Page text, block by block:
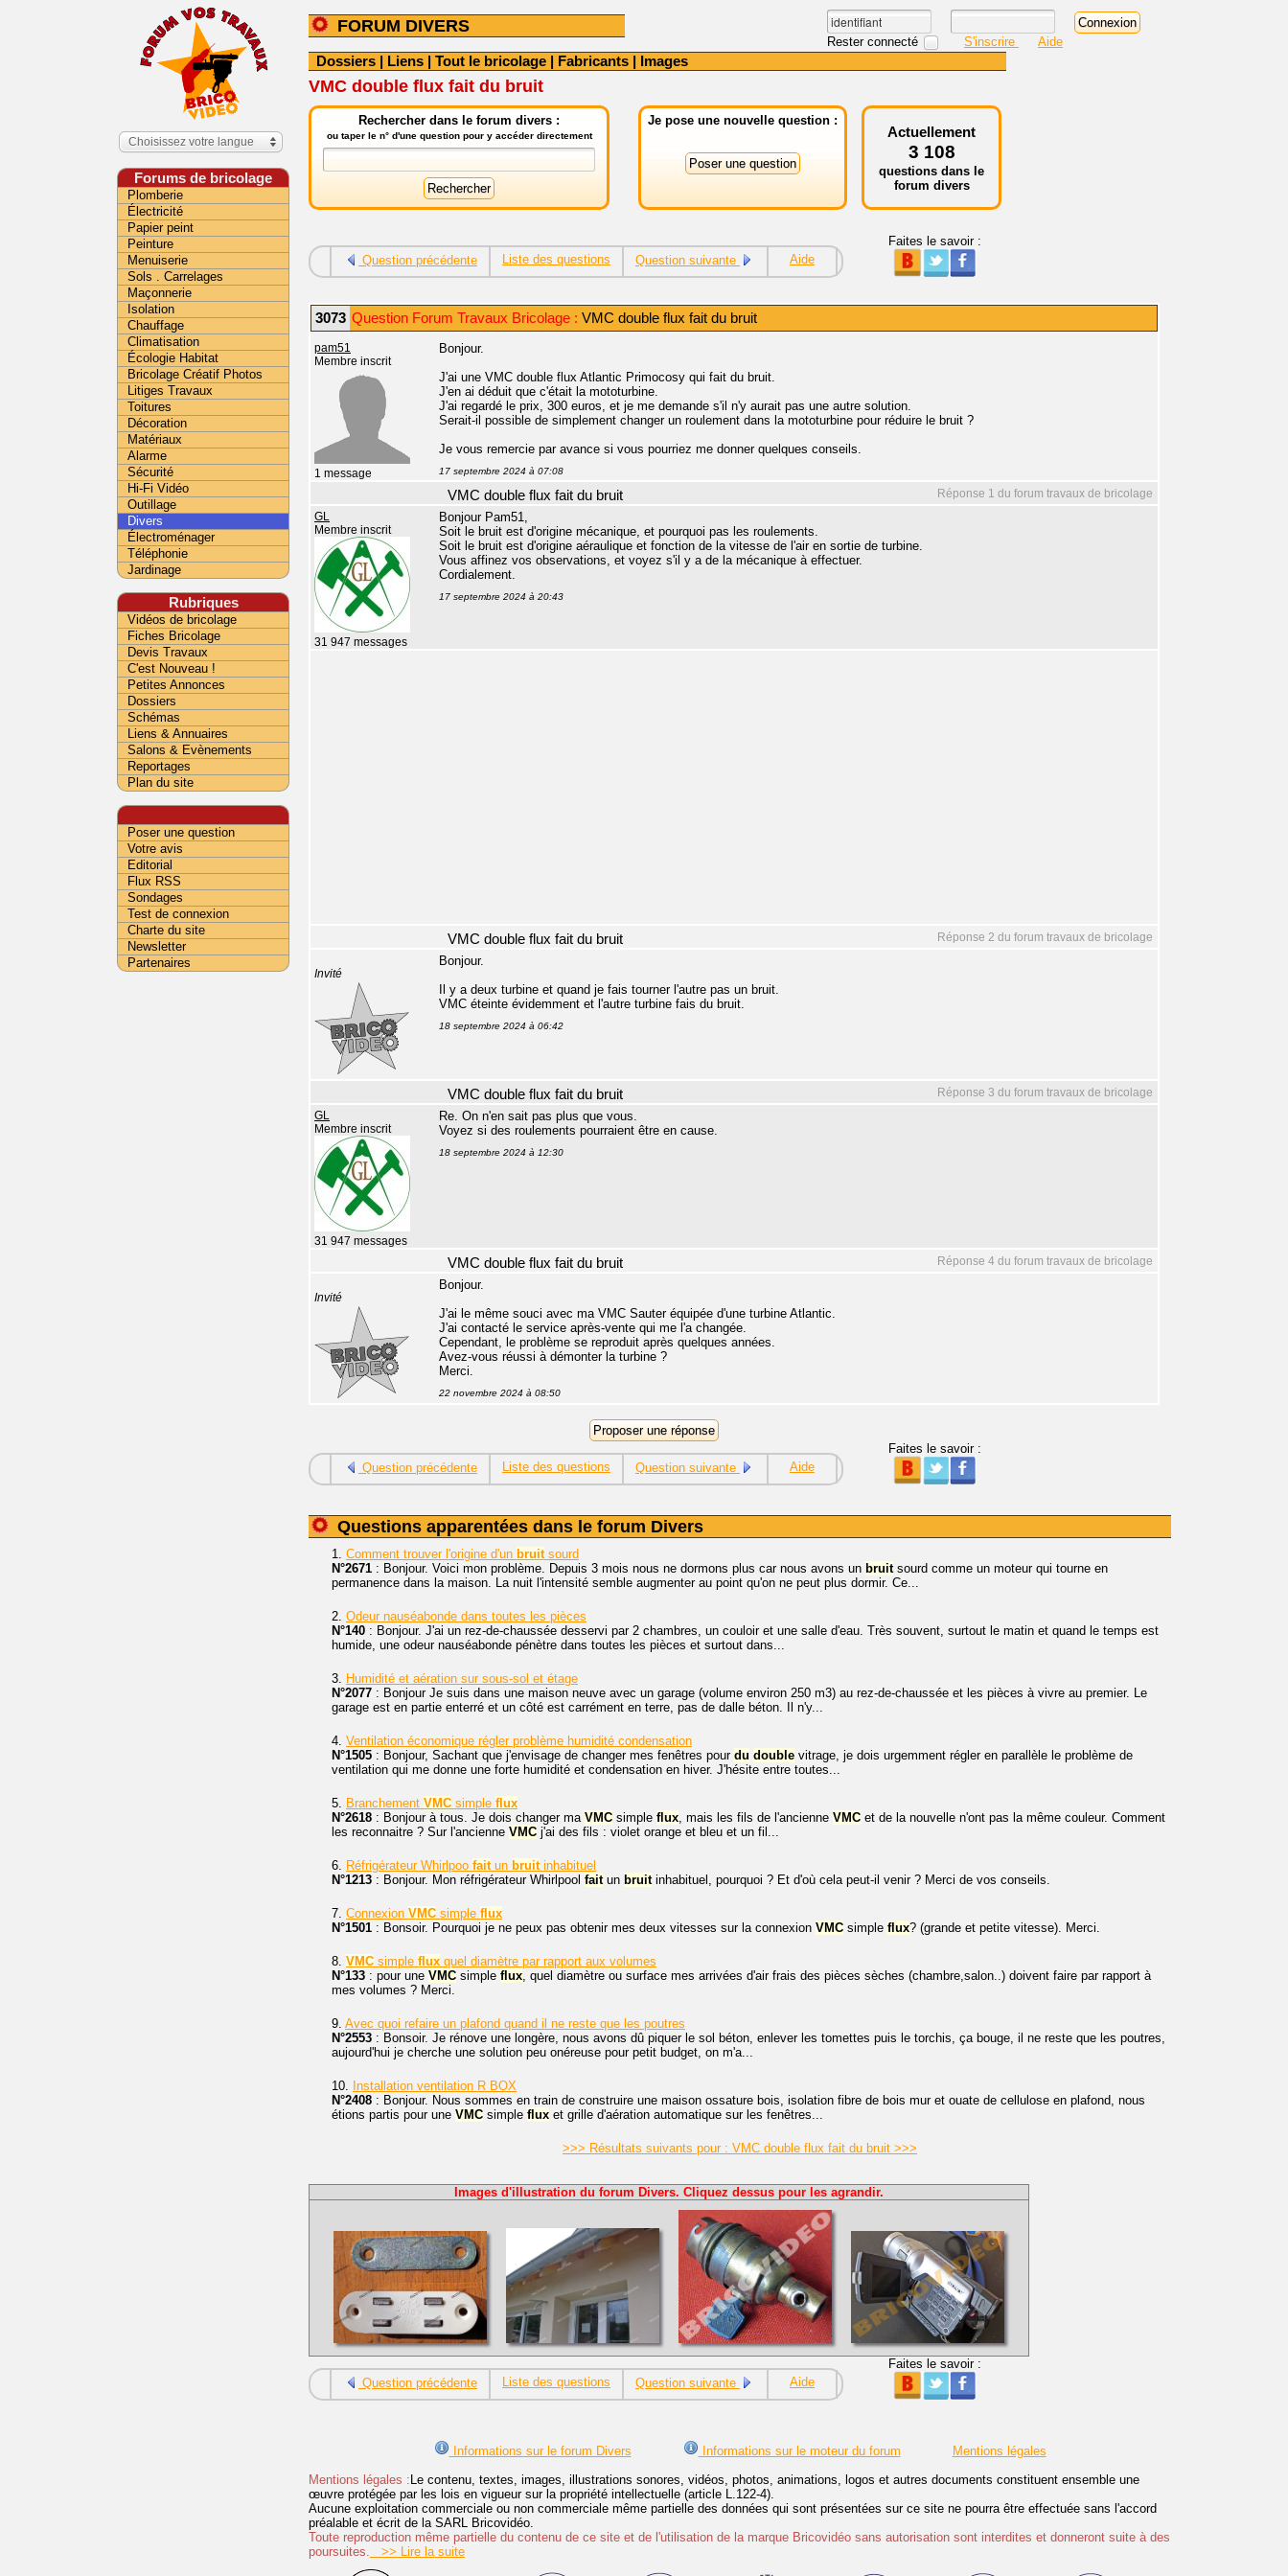
FORUM DIVERS
Rester connecté S'inscrire Aide
Dossiers | Liens | Tout le bricolage | Fabricants | Images
VMC double flux fait du bruit
Rechercher dans le forum divers :
ou taper le n° d'une question pour y accéder directement
Je pose une nouvelle question :
Actuellement
3 108
questions dans le
forum divers
Question précédente Liste des questions Question suivante Aide
Faites le savoir :
3073 Question Forum Travaux Bricolage : VMC double flux fait du bruit
pam51
Membre inscrit
1 message
Bonjour.
J'ai une VMC double flux Atlantic Primocosy qui fait du bruit.
J'en ai déduit que c'était la mototurbine.
J'ai regardé le prix, 300 euros, et je me demande s'il n'y aurait pas une autre solution.
Serait-il possible de simplement changer un roulement dans la mototurbine pour réduire le bruit ?
Je vous remercie par avance si vous pourriez me donner quelques conseils.
17 septembre 2024 à 07:08
Réponse 1 du forum travaux de bricolage
VMC double flux fait du bruit
GL
Membre inscrit
31 947 messages
Bonjour Pam51,
Soit le bruit est d'origine mécanique, et pourquoi pas les roulements.
Soit le bruit est d'origine aéraulique et fonction de la vitesse de l'air en sortie de turbine.
Vous affinez vos observations, et voyez s'il y a de la mécanique à effectuer.
Cordialement.
17 septembre 2024 à 20:43
Réponse 2 du forum travaux de bricolage
VMC double flux fait du bruit
Invité
Bonjour.
Il y a deux turbine et quand je fais tourner l'autre pas un bruit.
VMC éteinte évidemment et l'autre turbine fais du bruit.
18 septembre 2024 à 06:42
Réponse 3 du forum travaux de bricolage
VMC double flux fait du bruit
GL
Membre inscrit
31 947 messages
Re. On n'en sait pas plus que vous.
Voyez si des roulements pourraient être en cause.
18 septembre 2024 à 12:30
Réponse 4 du forum travaux de bricolage
VMC double flux fait du bruit
Invité
Bonjour.
J'ai le même souci avec ma VMC Sauter équipée d'une turbine Atlantic.
J'ai contacté le service après-vente qui me l'a changée.
Cependant, le problème se reproduit après quelques années.
Avez-vous réussi à démonter la turbine ?
Merci.
22 novembre 2024 à 08:50
Question précédente Liste des questions Question suivante Aide
Faites le savoir :
Questions apparentées dans le forum Divers
1. Comment trouver l'origine d'un bruitsourd
N°2671 : Bonjour. Voici mon problème. Depuis 3 mois nous ne dormons plus car nous avons un bruitsourd comme un moteur qui tourne en
permanence dans la maison. La nuit l'intensité semble augmenter au point qu'on ne peut plus dormir. Ce...
2. Odeur nauséabonde dans toutes les pièces
N°140 : Bonjour. J'ai un rez-de-chaussée desservi par 2 chambres, un couloir et une salle d'eau. Très souvent, surtout le matin et quand le temps est
humide, une odeur nauséabonde pénètre dans toutes les pièces et surtout dans...
3. Humidité et aération sur sous-sol et étage
N°2077 : Bonjour Je suis dans une maison neuve avec un garage (volume environ 250 m3) au rez-de-chaussée et les pièces à vivre au premier. Le
garage est en partie enterré et un côté est carrément en terre, pas de dalle béton. Il n'y...
4. Ventilation économique régler problème humidité condensation
N°1505 : Bonjour, Sachant que j'envisage de changer mes fenêtres pour du double vitrage, je dois urgemment régler en parallèle le problème de
ventilation qui me donne une forte humidité et condensation en hiver. J'hésite entre toutes...
5. Branchement VMC simple flux
N°2618 : Bonjour à tous. Je dois changer ma VMC simple flux, mais les fils de l'ancienne VMC et de la nouvelle n'ont pas la même couleur. Comment
les reconnaitre ? Sur l'ancienne VMC j'ai des fils : violet orange et bleu et un fil...
6. Réfrigérateur Whirlpoo faitun bruitinhabituel
N°1213 : Bonjour. Mon réfrigérateur Whirlpool faitun bruitinhabituel, pourquoi ? Et d'où cela peut-il venir ? Merci de vos conseils.
7. Connexion VMC simple flux
N°1501 : Bonsoir. Pourquoi je ne peux pas obtenir mes deux vitesses sur la connexion VMC simple flux? (grande et petite vitesse). Merci.
8. VMC simple flux quel diamètre par rapport aux volumes
N°133 : pour une VMC simple flux, quel diamètre ou surface mes arrivées d'air frais des pièces sèches (chambre,salon..) doivent faire par rapport à
mes volumes ? Merci.
9. Avec quoi refaire un plafond quand il ne reste que les poutres
N°2553 : Bonsoir. Je rénove une longère, nous avons dû piquer le sol béton, enlever les tomettes puis le torchis, ça bouge, il ne reste que les poutres,
aujourd'hui je cherche une solution peu onéreuse pour petit budget, on m'a...
10. Installation ventilation R BOX
N°2408 : Bonjour. Nous sommes en train de construire une maison ossature bois, isolation fibre de bois mur et ouate de cellulose en plafond, nous
étions partis pour une VMC simple flux et grille d'aération automatique sur les fenêtres...
>>> Résultats suivants pour : VMC double flux fait du bruit >>>
Images d'illustration du forum Divers. Cliquez dessus pour les agrandir.
Question précédente Liste des questions Question suivante Aide
Faites le savoir :
Informations sur le forum Divers Informations sur le moteur du forum
Mentions légales
Mentions légales : Le contenu, textes, images, illustrations sonores, vidéos, photos, animations, logos et autres documents constituent ensemble une
œuvre protégée par les lois en vigueur sur la propriété intellectuelle (article L.122-4).
Aucune exploitation commerciale ou non commerciale même partielle des données qui sont présentées sur ce site ne pourra être effectuée sans l'accord
préalable et écrit de la SARL Bricovidéo.
Toute reproduction même partielle du contenu de ce site et de l'utilisation de la marque Bricovidéo sans autorisation sont interdites et donneront suite à des
poursuites. >> Lire la suite
Choisissez votre langue
Forums de bricolage
Plomberie
Électricité
Papier peint
Peinture
Menuiserie
Sols . Carrelages
Maçonnerie
Isolation
Chauffage
Climatisation
Écologie Habitat
Bricolage Créatif Photos
Litiges Travaux
Toitures
Décoration
Matériaux
Alarme
Sécurité
Hi-Fi Vidéo
Outillage
Divers
Électroménager
Téléphonie
Jardinage
Rubriques
Vidéos de bricolage
Fiches Bricolage
Devis Travaux
C'est Nouveau !
Petites Annonces
Dossiers
Schémas
Liens & Annuaires
Salons & Evènements
Reportages
Plan du site
Poser une question
Votre avis
Editorial
Flux RSS
Sondages
Test de connexion
Charte du site
Newsletter
Partenaires